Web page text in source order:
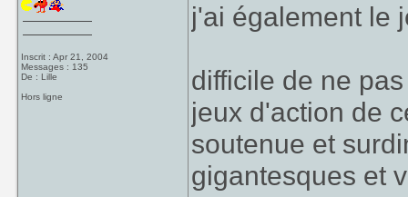
Inscrit : Apr 21, 2004
Messages : 135
De : Lille
Hors ligne
j'ai également le
difficile de ne
jeux d'action de
soutenue et
gigantesques et